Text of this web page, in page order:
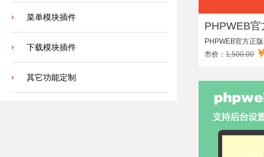
PHPWEB
PHPWEB官方正
市价： 1,500.00
菜单模块插件
下载模块插件
其它功能定制